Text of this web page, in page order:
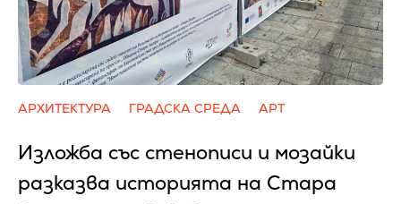
АРХИТЕКТУРА ГРАДСКА СРЕДА АРТ
Изложба със стенописи и мозайки
разказва историята на Стара